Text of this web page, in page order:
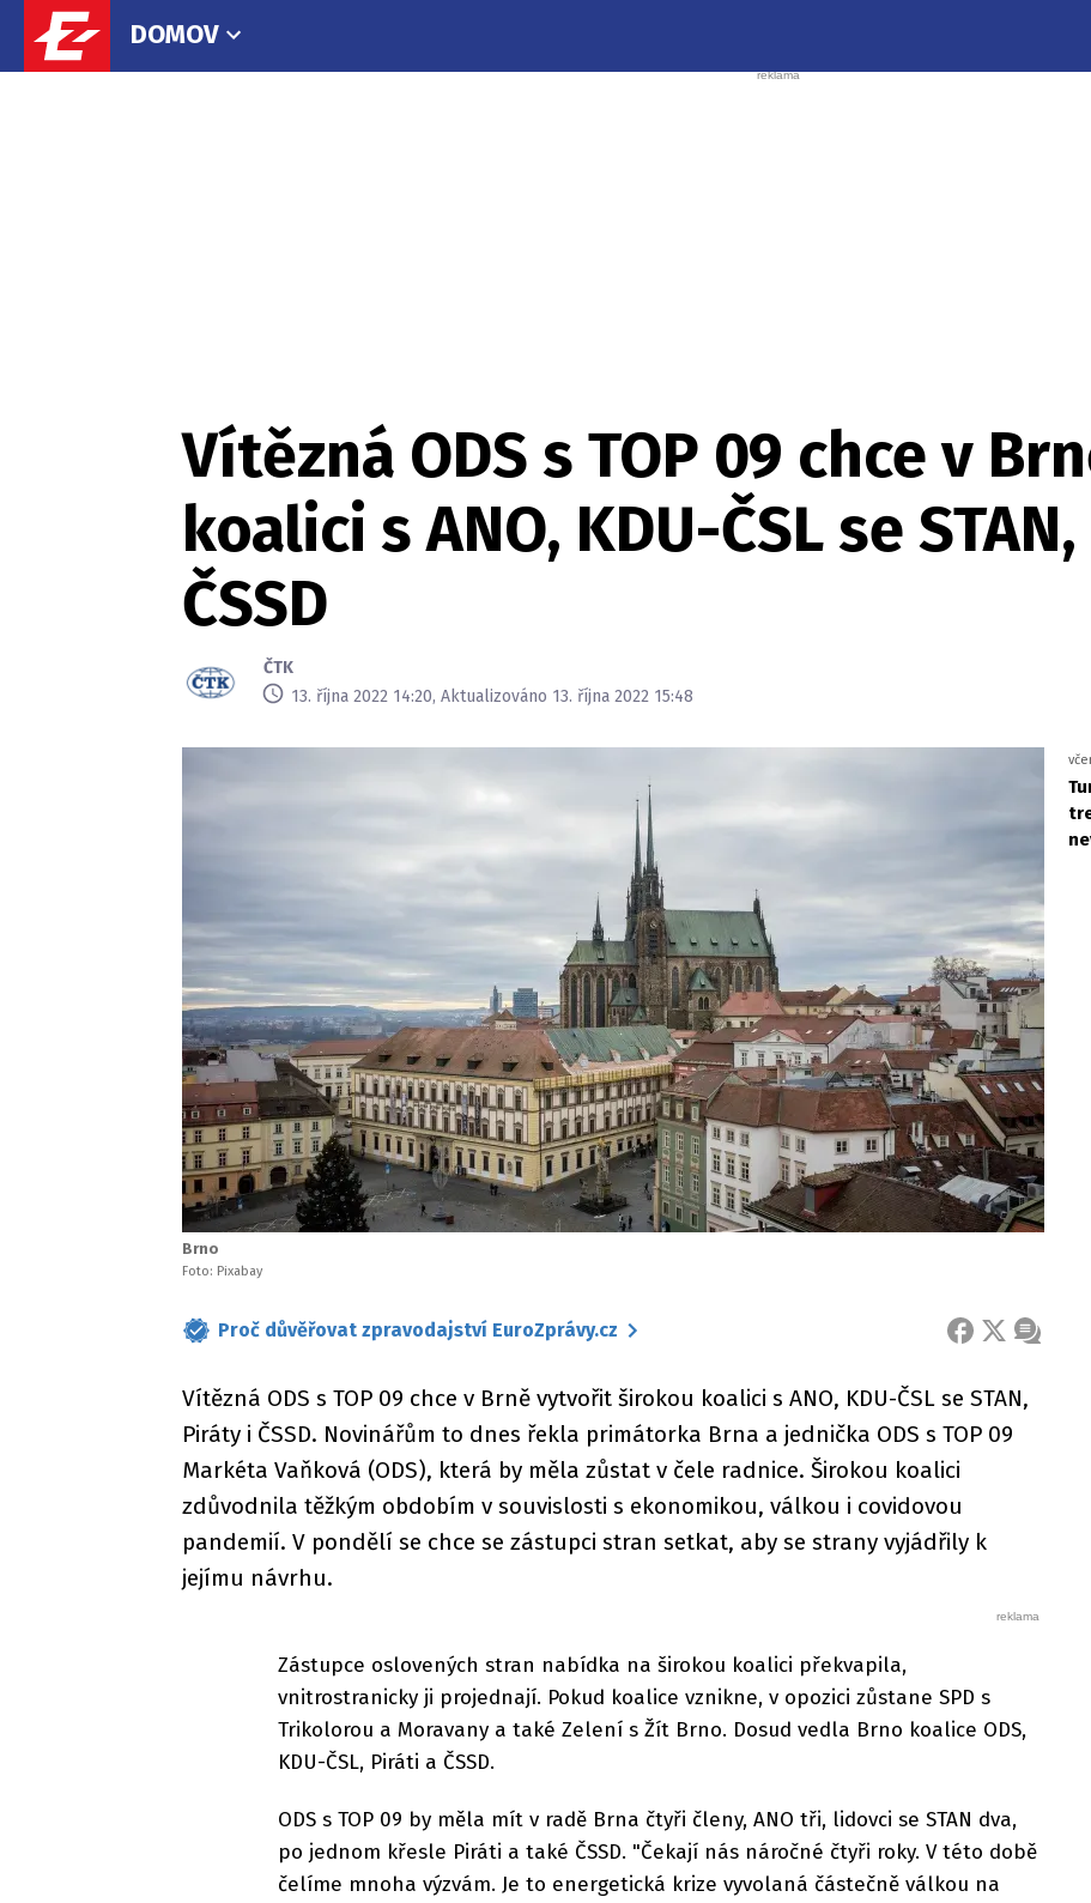
DOMOV
Vítězná ODS s TOP 09 chce v
koalici s ANO, KDU-ČSL se
ČSSD
ČTK
13. října 2022 14:20, Aktualizováno 13. října 2022 15:48
Brno
Foto: Pixabay
Proč důvěřovat zpravodajství EuroZprávy.cz FACEBOOK
X ZPRÁVA
Vítězná ODS s TOP 09 chce v Brně vytvořit širokou koalici s ANO, KDU-ČSL se STAN,
Piráty i ČSSD. Novinářům to dnes řekla primátorka Brna a jednička ODS s TOP 09
Markéta Vaňková (ODS), která by měla zůstat v čele radnice. Širokou koalici
zdůvodnila těžkým obdobím v souvislosti s ekonomikou, válkou i covidovou
pandemií. V pondělí se chce se zástupci stran setkat, aby se strany vyjádřily k
jejímu návrhu.
Zástupce oslovených stran nabídka na širokou koalici překvapila,
vnitrostranicky ji projednají. Pokud koalice vznikne, v opozici zůstane SPD s
Trikolorou a Moravany a také Zelení s Žít Brno. Dosud vedla Brno koalice ODS,
KDU-ČSL, Piráti a ČSSD.
ODS s TOP 09 by měla mít v radě Brna čtyři členy, ANO tři, lidovci se STAN dva,
po jednom křesle Piráti a také ČSSD. "Čekají nás náročné čtyři roky. V této době
čelíme mnoha výzvám. Je to energetická krize vyvolaná částečně válkou na